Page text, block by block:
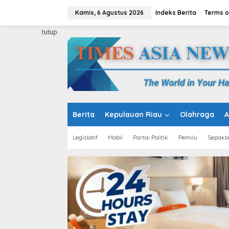
Kamis, 6 Agustus 2026 Indeks Berita Terms
Berita Kepulauan Riau Olahraga
Legislatif Mobil Partai Politik Pemilu
tutup